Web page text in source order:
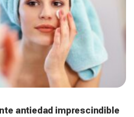
antiedad imprescindible